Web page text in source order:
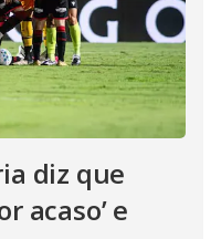
diz que
acaso’ e